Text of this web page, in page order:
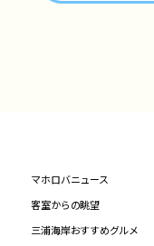
マホロバニュース
客室からの眺望
三浦海岸おすすめグルメ